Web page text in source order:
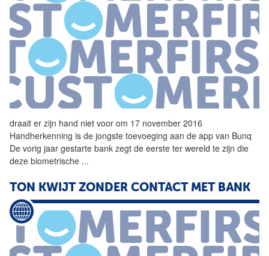
draait er zijn hand niet voor om 17 november 2016
Handherkenning is de jongste toevoeging aan de app van Bunq
De vorig jaar gestarte bank zegt de eerste ter wereld te zijn die
deze biometrische ...
TON KWIJT ZONDER CONTACT MET BANK